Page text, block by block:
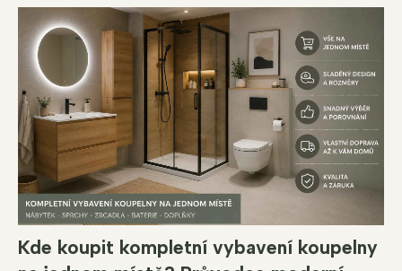
Kde koupit kompletní vybavení koupelny